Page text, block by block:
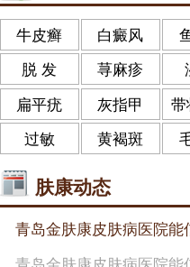
牛皮癣 白癜风
脱 发 荨麻疹
扁平疣 灰指甲 带
过敏 黄褐斑
肤康动态
青岛金肤康皮肤病医院能